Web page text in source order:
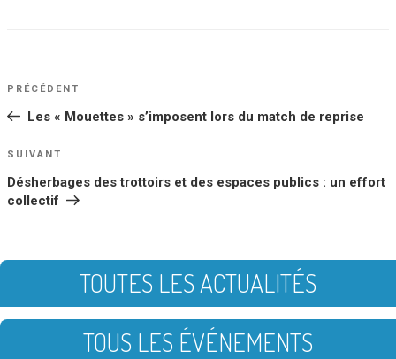
NAVIGATION
DE
Article
PRÉCÉDENT
Les « Mouettes » s’imposent lors du match de reprise
Article
SUIVANT
Désherbages des trottoirs et des espaces publics : un effort
collectif
TOUTES LES ACTUALITÉS
TOUS LES ÉVÉNEMENTS